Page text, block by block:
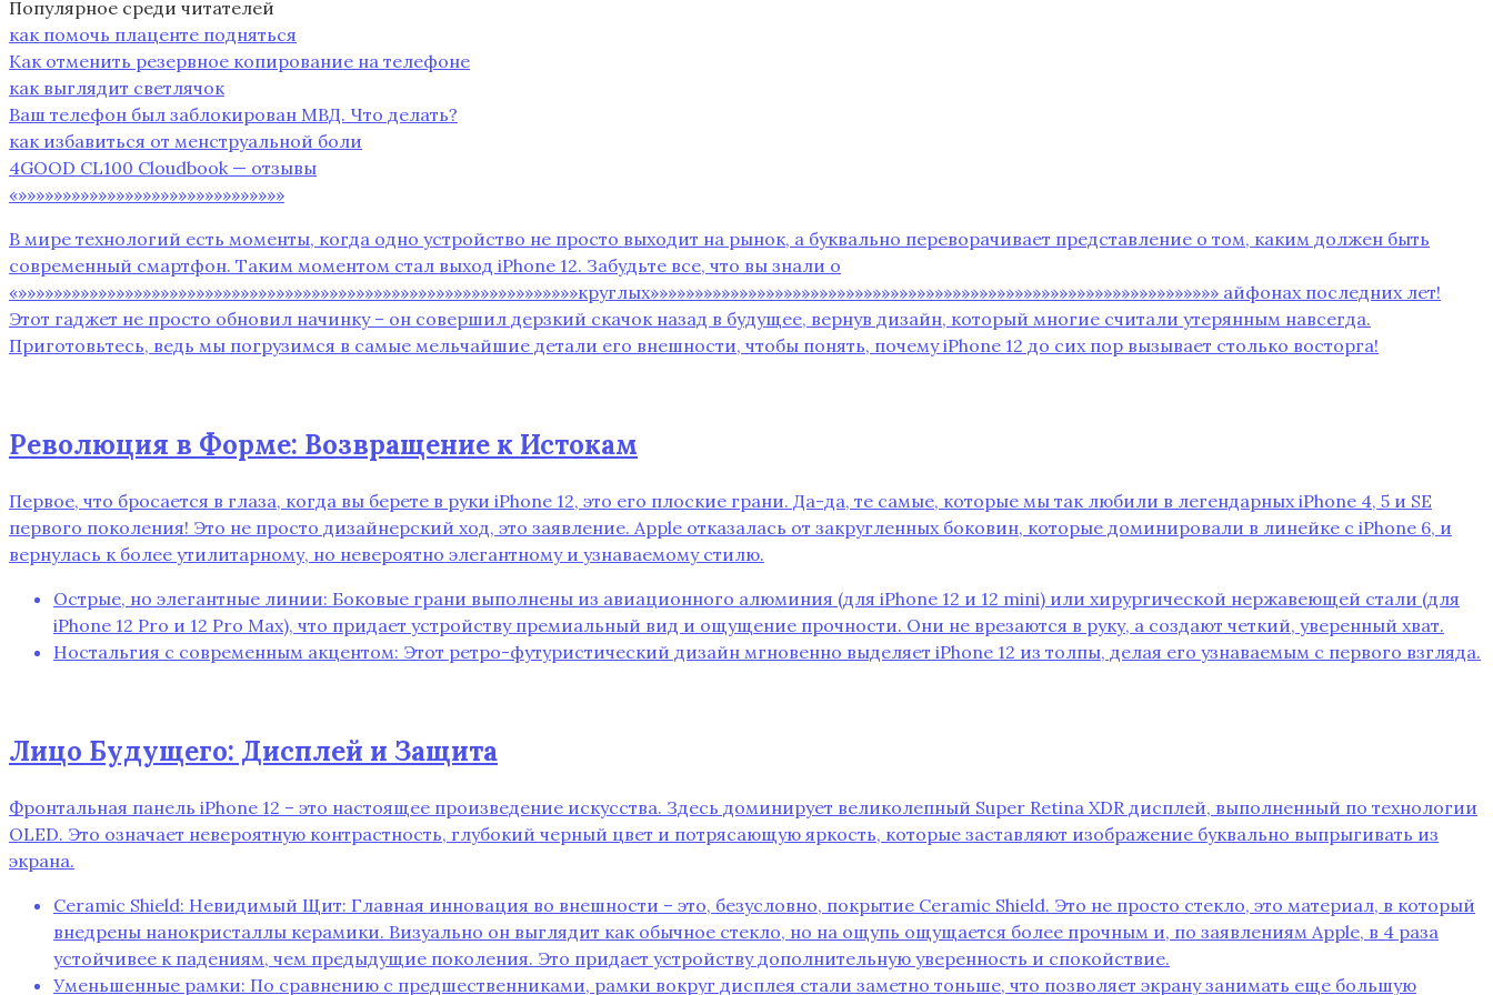
Популярное среди читателей
как помочь плаценте подняться
Как отменить резервное копирование на телефоне
как выглядит светлячок
Ваш телефон был заблокирован МВД. Что делать?
как избавиться от менструальной боли
4GOOD CL100 Cloudbook — отзывы
«»»»»»»»»»»»»»»»»»»»»»»»»»»»»»»
В мире технологий есть моменты‚ когда одно устройство не просто выходит на рынок‚ а буквально переворачивает представление о том‚ каким должен быть
современный смартфон. Таким моментом стал выход iPhone 12. Забудьте все‚ что вы знали о
«»»»»»»»»»»»»»»»»»»»»»»»»»»»»»»»»»»»»»»»»»»»»»»»»»»»»»»»»»»»»»»»круглых»»»»»»»»»»»»»»»»»»»»»»»»»»»»»»»»»»»»»»»»»»»»»»»»»»»»»»»»»»»»»»»» айфонах последних лет!
Этот гаджет не просто обновил начинку – он совершил дерзкий скачок назад в будущее‚ вернув дизайн‚ который многие считали утерянным навсегда.
Приготовьтесь‚ ведь мы погрузимся в самые мельчайшие детали его внешности‚ чтобы понять‚ почему iPhone 12 до сих пор вызывает столько восторга!
Революция в Форме: Возвращение к Истокам
Первое‚ что бросается в глаза‚ когда вы берете в руки iPhone 12‚ это его плоские грани. Да-да‚ те самые‚ которые мы так любили в легендарных iPhone 4‚ 5 и SE
первого поколения! Это не просто дизайнерский ход‚ это заявление. Apple отказалась от закругленных боковин‚ которые доминировали в линейке с iPhone 6‚ и
вернулась к более утилитарному‚ но невероятно элегантному и узнаваемому стилю.
Острые‚ но элегантные линии: Боковые грани выполнены из авиационного алюминия (для iPhone 12 и 12 mini) или хирургической нержавеющей стали (для
iPhone 12 Pro и 12 Pro Max)‚ что придает устройству премиальный вид и ощущение прочности. Они не врезаются в руку‚ а создают четкий‚ уверенный хват.
Ностальгия с современным акцентом: Этот ретро-футуристический дизайн мгновенно выделяет iPhone 12 из толпы‚ делая его узнаваемым с первого взгляда.
Лицо Будущего: Дисплей и Защита
Фронтальная панель iPhone 12 – это настоящее произведение искусства. Здесь доминирует великолепный Super Retina XDR дисплей‚ выполненный по технологии
OLED. Это означает невероятную контрастность‚ глубокий черный цвет и потрясающую яркость‚ которые заставляют изображение буквально выпрыгивать из
экрана.
Ceramic Shield: Невидимый Щит: Главная инновация во внешности – это‚ безусловно‚ покрытие Ceramic Shield. Это не просто стекло‚ это материал‚ в который
внедрены нанокристаллы керамики. Визуально он выглядит как обычное стекло‚ но на ощупь ощущается более прочным и‚ по заявлениям Apple‚ в 4 раза
устойчивее к падениям‚ чем предыдущие поколения. Это придает устройству дополнительную уверенность и спокойствие.
Уменьшенные рамки: По сравнению с предшественниками‚ рамки вокруг дисплея стали заметно тоньше‚ что позволяет экрану занимать еще большую